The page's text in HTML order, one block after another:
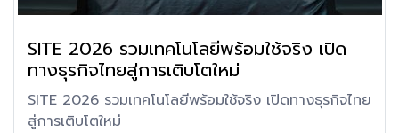
SITE 2026 รวมเทคโนโลยีพร้อมใช้จริง เปิด
ทางธุรกิจไทยสู่การเติบโตใหม่
SITE 2026 รวมเทคโนโลยีพร้อมใช้จริง เปิดทางธุรกิจไทย
สู่การเติบโตใหม่